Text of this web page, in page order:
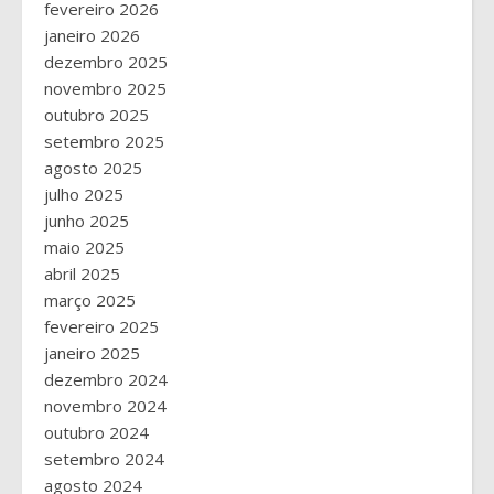
fevereiro 2026
janeiro 2026
dezembro 2025
novembro 2025
outubro 2025
setembro 2025
agosto 2025
julho 2025
junho 2025
maio 2025
abril 2025
março 2025
fevereiro 2025
janeiro 2025
dezembro 2024
novembro 2024
outubro 2024
setembro 2024
agosto 2024